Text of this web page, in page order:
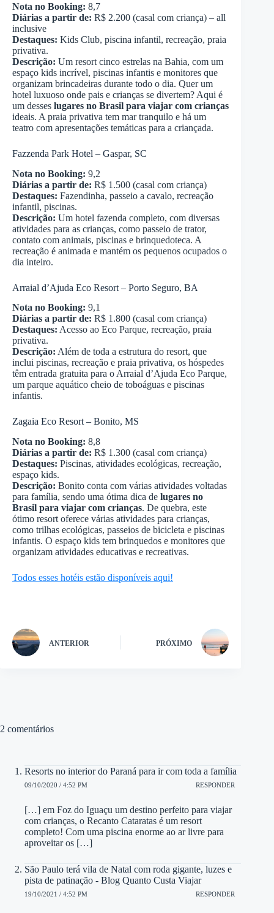
Nota no Booking: 8,7
Diárias a partir de: R$ 2.200 (casal com criança) – all
inclusive
Destaques: Kids Club, piscina infantil, recreação, praia
privativa.
Descrição: Um resort cinco estrelas na Bahia, com um
espaço kids incrível, piscinas infantis e monitores que
organizam brincadeiras durante todo o dia. Quer um
hotel luxuoso onde pais e crianças se divertem? Aqui é
um desses lugares no Brasil para viajar com crianças
ideais. A praia privativa tem mar tranquilo e há um
teatro com apresentações temáticas para a criançada.
Fazzenda Park Hotel – Gaspar, SC
Nota no Booking: 9,2
Diárias a partir de: R$ 1.500 (casal com criança)
Destaques: Fazendinha, passeio a cavalo, recreação
infantil, piscinas.
Descrição: Um hotel fazenda completo, com diversas
atividades para as crianças, como passeio de trator,
contato com animais, piscinas e brinquedoteca. A
recreação é animada e mantém os pequenos ocupados o
dia inteiro.
Arraial d’Ajuda Eco Resort – Porto Seguro, BA
Nota no Booking: 9,1
Diárias a partir de: R$ 1.800 (casal com criança)
Destaques: Acesso ao Eco Parque, recreação, praia
privativa.
Descrição: Além de toda a estrutura do resort, que
inclui piscinas, recreação e praia privativa, os hóspedes
têm entrada gratuita para o Arraial d’Ajuda Eco Parque,
um parque aquático cheio de toboáguas e piscinas
infantis.
Zagaia Eco Resort – Bonito, MS
Nota no Booking: 8,8
Diárias a partir de: R$ 1.300 (casal com criança)
Destaques: Piscinas, atividades ecológicas, recreação,
espaço kids.
Descrição: Bonito conta com várias atividades voltadas
para família, sendo uma ótima dica de lugares no
Brasil para viajar com crianças. De quebra, este
ótimo resort oferece várias atividades para crianças,
como trilhas ecológicas, passeios de bicicleta e piscinas
infantis. O espaço kids tem brinquedos e monitores que
organizam atividades educativas e recreativas.
Todos esses hotéis estão disponíveis aqui!
ANTERIOR PRÓXIMO
2 comentários
Resorts no interior do Paraná para ir com toda a família
09/10/2020 / 4:52 PM RESPONDER
[…] em Foz do Iguaçu um destino perfeito para viajar
com crianças, o Recanto Cataratas é um resort
completo! Com uma piscina enorme ao ar livre para
aproveitar os […]
São Paulo terá vila de Natal com roda gigante, luzes e
pista de patinação - Blog Quanto Custa Viajar
19/10/2021 / 4:52 PM RESPONDER